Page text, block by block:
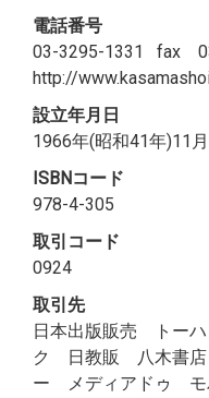
電話番号
03-3295-1331
fax
http://
設立年月日
1966年(昭和41年)11 月
ISBNコード
978-4-305
取引コード
0924
取引先
日本出版販売 トー
ク 日教販 八木書
ー メディアドゥ モ